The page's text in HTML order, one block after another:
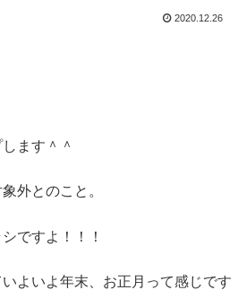
2020.12.26
ます＾＾
外とのこと。
ですよ！！！
よいよ年末、お正月って感じです